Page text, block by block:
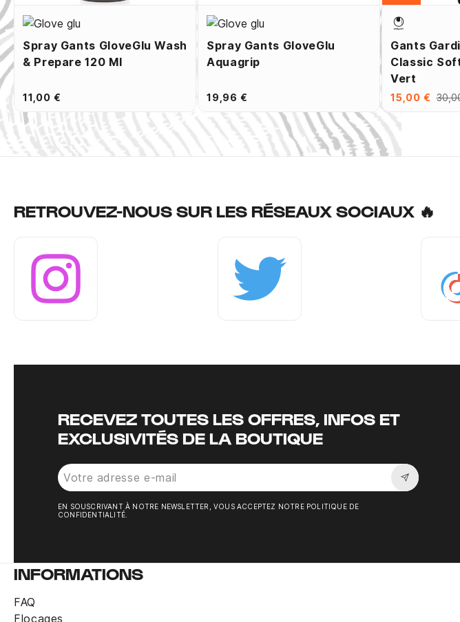
Spray Gants GloveGlu Wash
& Prepare 120 Ml
11,00 €
Spray Gants GloveGlu
Aquagrip
19,96 €
Gants
Classic
Vert
15,00 €
RETROUVEZ-NOUS SUR LES RÉSEAUX SOCIAUX 🔥
RECEVEZ TOUTES LES OFFRES, INFOS ET
EXCLUSIVITÉS DE LA BOUTIQUE
Souscrire
EN SOUSCRIVANT À NOTRE NEWSLETTER, VOUS ACCEPTEZ NOTRE POLITIQUE DE
CONFIDENTIALITÉ.
INFORMATIONS
FAQ
Flocages